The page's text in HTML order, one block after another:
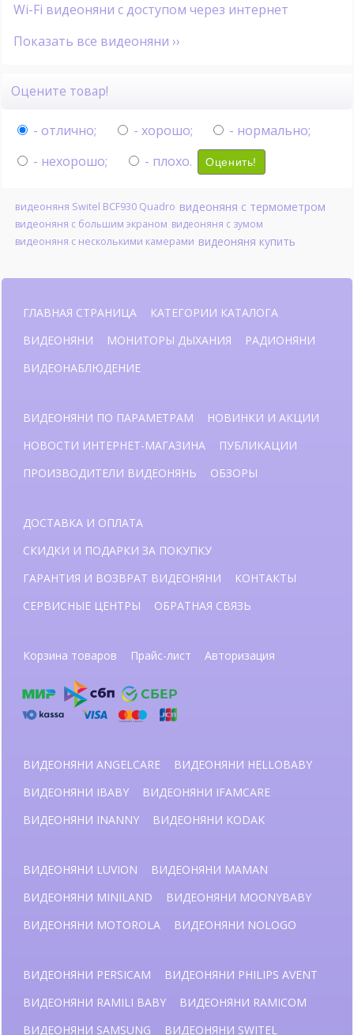
Wi-Fi видеоняни с доступом через интернет
Показать все видеоняни ››
Оцените товар!
- отлично; - хорошо;
- нормально;
- нехорошо;
- плохо. Оценить!
видеоняня Switel BCF930 Quadro видеоняня с термометром
видеоняня с большим экраном видеоняня с зумом
видеоняня с несколькими камерами видеоняня купить
ГЛАВНАЯ СТРАНИЦА
КАТЕГОРИИ КАТАЛОГА
ВИДЕОНЯНИ
МОНИТОРЫ ДЫХАНИЯ
РАДИОНЯНИ
ВИДЕОНАБЛЮДЕНИЕ
ВИДЕОНЯНИ ПО ПАРАМЕТРАМ
НОВИНКИ И АКЦИИ
НОВОСТИ ИНТЕРНЕТ-МАГАЗИНА
ПУБЛИКАЦИИ
ПРОИЗВОДИТЕЛИ ВИДЕОНЯНЬ
ОБЗОРЫ
ДОСТАВКА И ОПЛАТА
СКИДКИ И ПОДАРКИ ЗА ПОКУПКУ
ГАРАНТИЯ И ВОЗВРАТ ВИДЕОНЯНИ
КОНТАКТЫ
СЕРВИСНЫЕ ЦЕНТРЫ
ОБРАТНАЯ СВЯЗЬ
Корзина товаров Прайс-лист Авторизация
ВИДЕОНЯНИ ANGELCARE
ВИДЕОНЯНИ HELLOBABY
ВИДЕОНЯНИ IBABY
ВИДЕОНЯНИ IFAMCARE
ВИДЕОНЯНИ INANNY
ВИДЕОНЯНИ KODAK
ВИДЕОНЯНИ LUVION
ВИДЕОНЯНИ MAMAN
ВИДЕОНЯНИ MINILAND
ВИДЕОНЯНИ MOONYBABY
ВИДЕОНЯНИ MOTOROLA
ВИДЕОНЯНИ NOLOGO
ВИДЕОНЯНИ PERSICAM
ВИДЕОНЯНИ PHILIPS AVENT
ВИДЕОНЯНИ RAMILI BABY
ВИДЕОНЯНИ RAMICOM
ВИДЕОНЯНИ SAMSUNG
ВИДЕОНЯНИ SWITEL